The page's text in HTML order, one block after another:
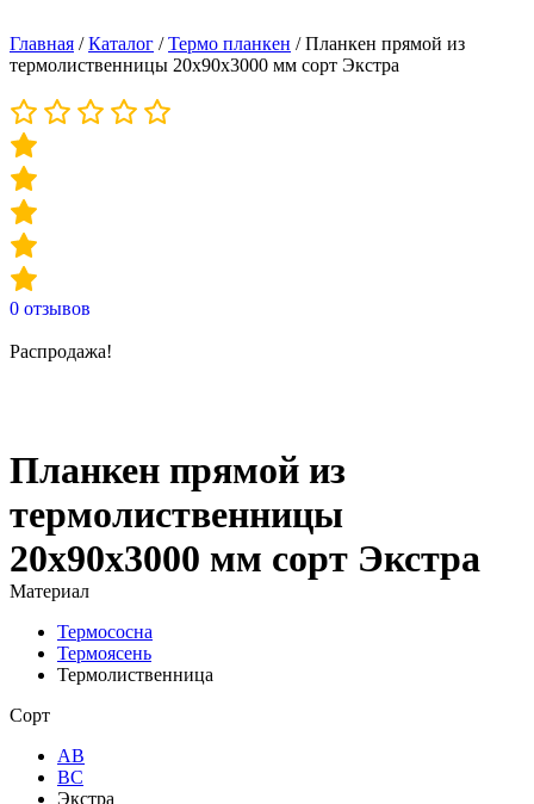
Главная /Каталог /Термо планкен /Планкен прямой из
термолиственницы 20х90х3000 мм сорт Экстра
0 отзывов
Распродажа!
Планкен прямой из
термолиственницы
20х90х3000 мм сорт Экстра
Материал
Термососна
Термоясень
Термолиственница
Сорт
АВ
ВС
Экстра